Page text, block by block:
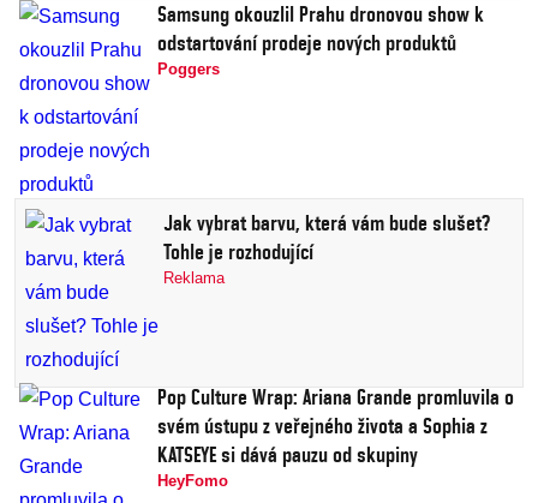
Samsung okouzlil Prahu dronovou show k
odstartování prodeje nových produktů
Poggers
Jak vybrat barvu, která vám bude slušet?
Tohle je rozhodující
Reklama
Pop Culture Wrap: Ariana Grande promluvila o
svém ústupu z veřejného života a Sophia z
KATSEYE si dává pauzu od skupiny
HeyFomo